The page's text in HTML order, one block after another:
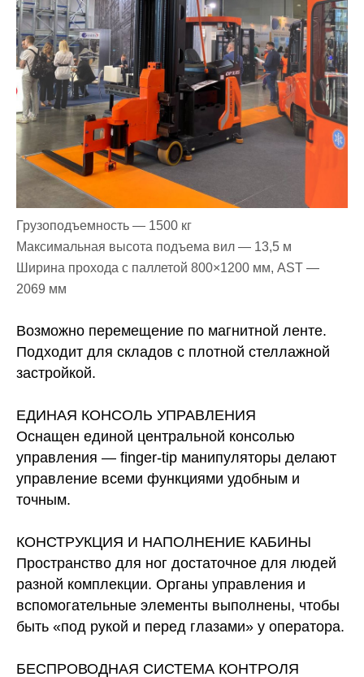
Грузоподъемность — 1500 кг
Максимальная высота подъема вил — 13,5 м
Ширина прохода с паллетой 800×1200 мм, AST —
2069 мм
Возможно перемещение по магнитной ленте.
Подходит для складов с плотной стеллажной
застройкой.
ЕДИНАЯ КОНСОЛЬ УПРАВЛЕНИЯ
Оснащен единой центральной консолью
управления — finger-tip манипуляторы делают
управление всеми функциями удобным и
точным.
КОНСТРУКЦИЯ И НАПОЛНЕНИЕ КАБИНЫ
Пространство для ног достаточное для людей
разной комплекции. Органы управления и
вспомогательные элементы выполнены, чтобы
быть «под рукой и перед глазами» у оператора.
БЕСПРОВОДНАЯ СИСТЕМА КОНТРОЛЯ